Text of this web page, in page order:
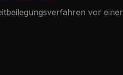
vor einer